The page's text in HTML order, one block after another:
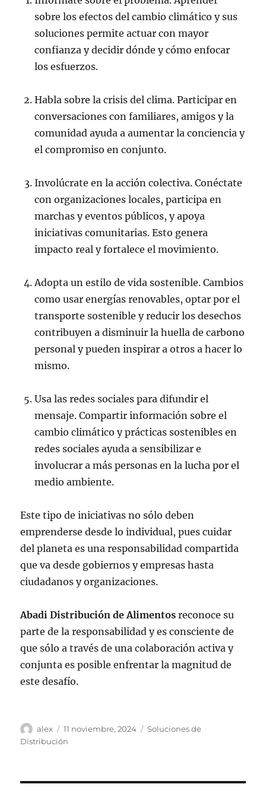
sobre los efectos del cambio climático y sus
soluciones permite actuar con mayor
confianza y decidir dónde y cómo enfocar
los esfuerzos.
Habla sobre la crisis del clima. Participar en
conversaciones con familiares, amigos y la
comunidad ayuda a aumentar la conciencia y
el compromiso en conjunto.
Involúcrate en la acción colectiva. Conéctate
con organizaciones locales, participa en
marchas y eventos públicos, y apoya
iniciativas comunitarias. Esto genera
impacto real y fortalece el movimiento.
Adopta un estilo de vida sostenible. Cambios
como usar energías renovables, optar por el
transporte sostenible y reducir los desechos
contribuyen a disminuir la huella de carbono
personal y pueden inspirar a otros a hacer lo
mismo.
Usa las redes sociales para difundir el
mensaje. Compartir información sobre el
cambio climático y prácticas sostenibles en
redes sociales ayuda a sensibilizar e
involucrar a más personas en la lucha por el
medio ambiente.
Este tipo de iniciativas no sólo deben
emprenderse desde lo individual, pues cuidar
del planeta es una responsabilidad compartida
que va desde gobiernos y empresas hasta
ciudadanos y organizaciones.
Abadi Distribución de Alimentos reconoce su
parte de la responsabilidad y es consciente de
que sólo a través de una colaboración activa y
conjunta es posible enfrentar la magnitud de
este desafío.
Autor
alex
Publicado
el
11 noviembre, 2024 Categorías
Soluciones de
Distribución